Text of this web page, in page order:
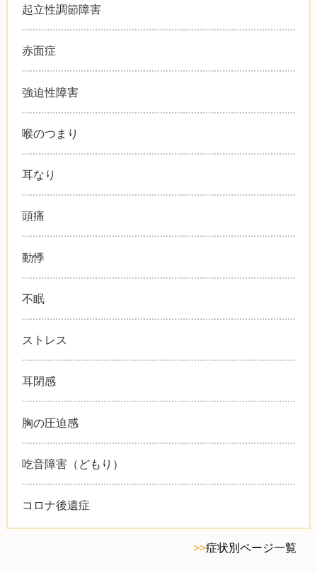
起立性調節障害
赤面症
強迫性障害
喉のつまり
耳なり
頭痛
動悸
不眠
ストレス
耳閉感
胸の圧迫感
吃音障害（どもり）
コロナ後遺症
>>症状別ページ一覧